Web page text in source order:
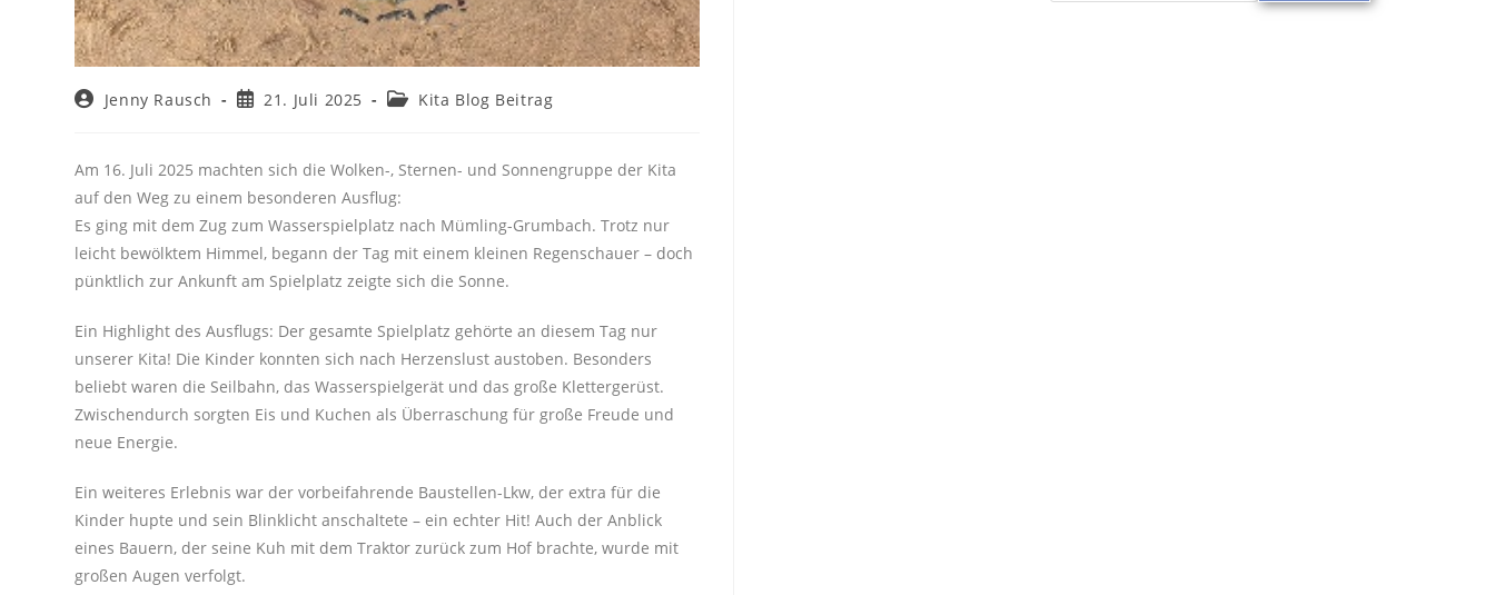
Jenny Rausch 21. Juli 2025 Kita Blog Beitrag
Am 16. Juli 2025 machten sich die Wolken-, Sternen- und Sonnengruppe der Kita
auf den Weg zu einem besonderen Ausflug:
Es ging mit dem Zug zum Wasserspielplatz nach Mümling-Grumbach. Trotz nur
leicht bewölktem Himmel, begann der Tag mit einem kleinen Regenschauer – doch
pünktlich zur Ankunft am Spielplatz zeigte sich die Sonne.
Ein Highlight des Ausflugs: Der gesamte Spielplatz gehörte an diesem Tag nur
unserer Kita! Die Kinder konnten sich nach Herzenslust austoben. Besonders
beliebt waren die Seilbahn, das Wasserspielgerät und das große Klettergerüst.
Zwischendurch sorgten Eis und Kuchen als Überraschung für große Freude und
neue Energie.
Ein weiteres Erlebnis war der vorbeifahrende Baustellen-Lkw, der extra für die
Kinder hupte und sein Blinklicht anschaltete – ein echter Hit! Auch der Anblick
eines Bauern, der seine Kuh mit dem Traktor zurück zum Hof brachte, wurde mit
großen Augen verfolgt.